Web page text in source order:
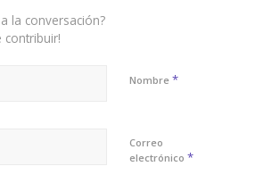
la conversación?
contribuir!
Nombre *
Correo
electrónico *